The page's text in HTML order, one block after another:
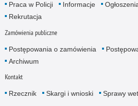
Praca w Policji Informacje
Rekrutacja
Zamówienia publiczne
Postępowania o zamówienia
Archiwum
Kontakt
Rzecznik Skargi i wnioski Sprawy